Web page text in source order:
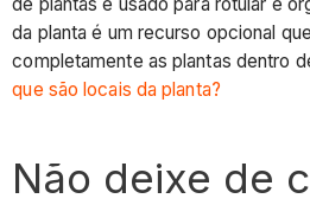
da planta é um recurso opcional
completamente as plantas dentro
que são locais da planta?
Não deixe de